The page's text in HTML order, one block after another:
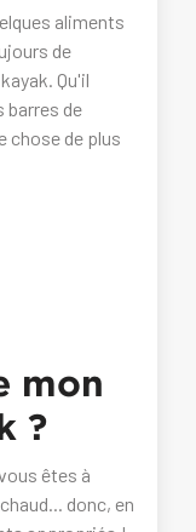
aliments
de
Qu'il
barres de
chose de plus
mon
?
êtes à
donc, en